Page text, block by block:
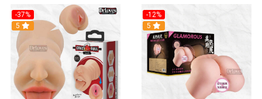
-37%
Hot
5
-12%
Hot
5